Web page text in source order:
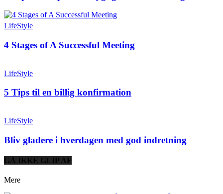
LifeStyle
4 Stages of A Successful Meeting
LifeStyle
5 Tips til en billig konfirmation
LifeStyle
Bliv gladere i hverdagen med god indretning
GÅ IKKE GLIP AF
Mere